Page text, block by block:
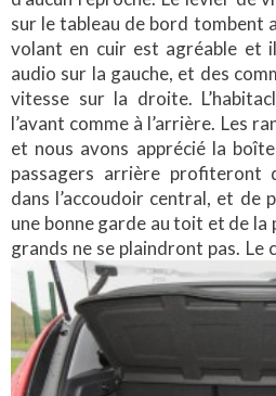
sur le tableau de bord tombent
volant en cuir est agréable et
audio sur la gauche, et des
vitesse sur la droite.
l’avant comme à l’arrière. Les
et nous avons apprécié la
passagers arrière profiteront
dans l’accoudoir central, et de
une bonne garde au toit et de la
grands ne se plaindront pas.